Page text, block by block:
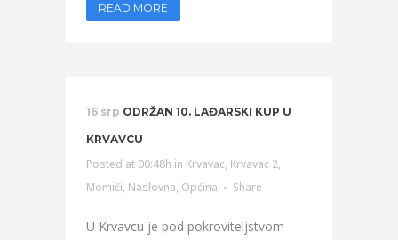
READ MORE
16 srp ODRŽAN 10. LAĐARSKI KUP U
KRVAVCU
Posted at 00:48h in Krvavac, Krvavac 2,
Momići, Naslovna, Općina Share
U Krvavcu je pod pokroviteljstvom